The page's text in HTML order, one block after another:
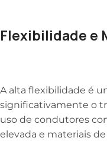
Flexibilidade e
A alta flexibilidade é
significativamente o
uso de condutores
elevada e materiais